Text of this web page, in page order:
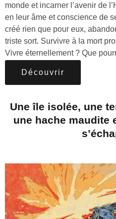
monde et incarner l’avenir de
en leur âme et conscience de
créé rien que pour eux,
triste sort. Survivre à la mort
Vivre éternellement ? Que
Découvrir
Une île isolée, une
une hache maudite